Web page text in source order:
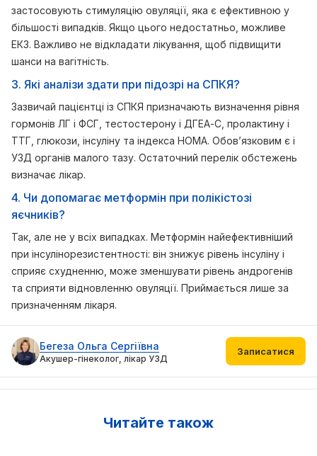
застосовують стимуляцію овуляції, яка є ефективною у
більшості випадків. Якщо цього недостатньо, можливе
ЕКЗ. Важливо не відкладати лікування, щоб підвищити
шанси на вагітність.
3. Які аналізи здати при підозрі на СПКЯ?
Зазвичай пацієнтці із СПКЯ призначають визначення рівня
гормонів ЛГ і ФСГ, тестостерону і ДГЕА-С, пролактину і
ТТГ, глюкози, інсуліну та індекса HOMA. Обов’язковим є і
УЗД органів малого тазу. Остаточний перелік обстежень
визначає лікар.
4. Чи допомагає метформін при полікістозі
яєчників?
Так, але не у всіх випадках. Метформін найефективніший
при інсулінорезистентності: він знижує рівень інсуліну і
сприяє схудненню, може зменшувати рівень андрогенів
та сприяти відновленню овуляції. Приймається лише за
призначенням лікаря.
Бегеза Ольга Сергіївна
Акушер-гінеколог, лікар УЗД
Записатися
Читайте також